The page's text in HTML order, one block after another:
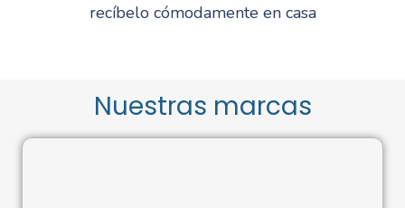
recíbelo cómodamente en casa
Nuestras marcas